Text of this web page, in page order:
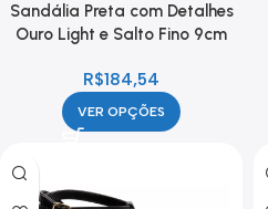
Sandália Preta com Detalhes
Ouro Light e Salto Fino 9cm
R$184,54
VER OPÇÕES